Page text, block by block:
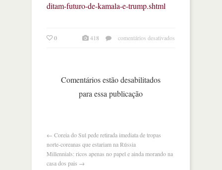
ditam-futuro-de-kamala-e-trump.shtml
0 418 comentários desativados
Comentários estão desabilitados
para essa publicação
← Coreia do Sul pede retirada imediata de tropas
norte-coreanas que estariam na Rússia
Millennials: ricos apenas no papel e ainda morando na
casa dos pais →